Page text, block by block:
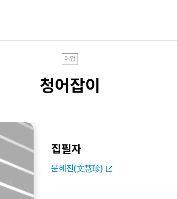
어업
청어잡이
집필자
문혜진(文慧珍)